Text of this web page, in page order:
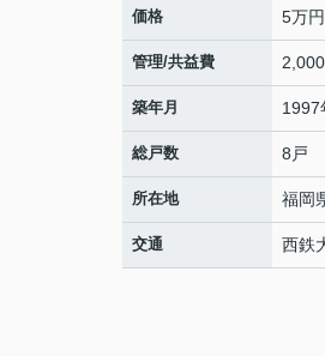
価格 5万円
管理/共益費
築年月 1997
総戸数 8戸
所在地 福岡
交通 西鉄